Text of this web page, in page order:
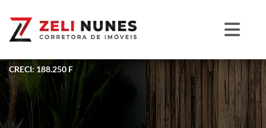
CRECI: 188.250 F